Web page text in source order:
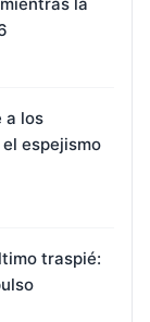
a los
espejismo
traspié: